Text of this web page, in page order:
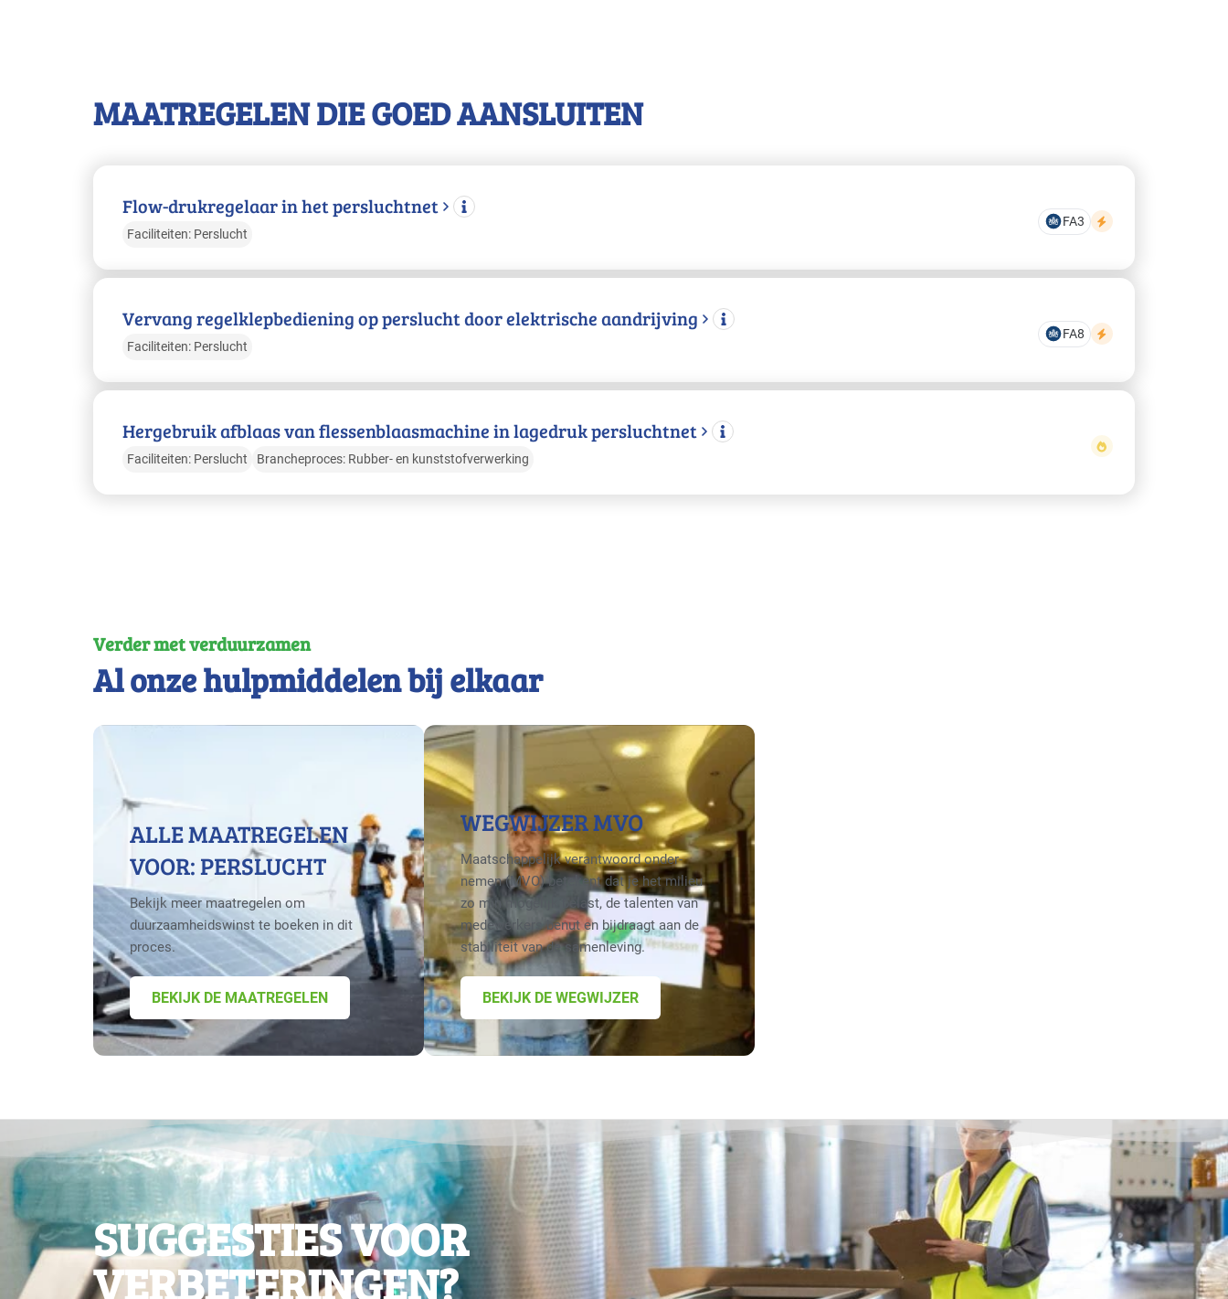
MAATREGELEN DIE GOED AANSLUITEN
Flow-drukregelaar in het persluchtnet
Faciliteiten: Perslucht
FA3
Vervang regelklepbediening op perslucht door elektrische aandrijving
Faciliteiten: Perslucht
FA8
Hergebruik afblaas van flessenblaasmachine in lagedruk persluchtnet
Faciliteiten: Perslucht Brancheproces: Rubber- en kunststofverwerking
Verder met verduurzamen
Al onze hulpmiddelen bij elkaar
ALLE MAATREGELEN
VOOR: PERSLUCHT
Bekijk meer maatregelen om
duurzaamheidswinst te boeken in dit
proces.
BEKIJK DE MAATREGELEN
WEGWIJZER MVO
Maatschappelijk verantwoord onder­
nemen (MVO) betekent dat je het milieu
zo min mogelijk belast, de talenten van
medewerkers benut en bijdraagt aan de
stabiliteit van de samenleving.
BEKIJK DE WEGWIJZER
SUGGESTIES VOOR
VERBETERINGEN?